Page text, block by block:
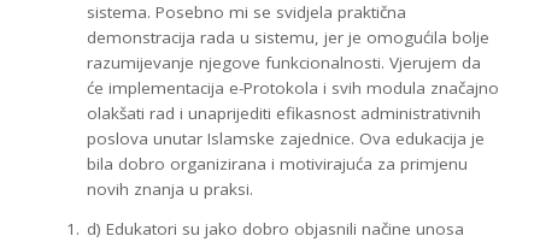
sistema. Posebno mi se svidjela praktična
demonstracija rada u sistemu, jer je omogućila bolje
razumijevanje njegove funkcionalnosti. Vjerujem da
će implementacija e-Protokola i svih modula značajno
olakšati rad i unaprijediti efikasnost administrativnih
poslova unutar Islamske zajednice. Ova edukacija je
bila dobro organizirana i motivirajuća za primjenu
novih znanja u praksi.
d) Edukatori su jako dobro objasnili načine unosa